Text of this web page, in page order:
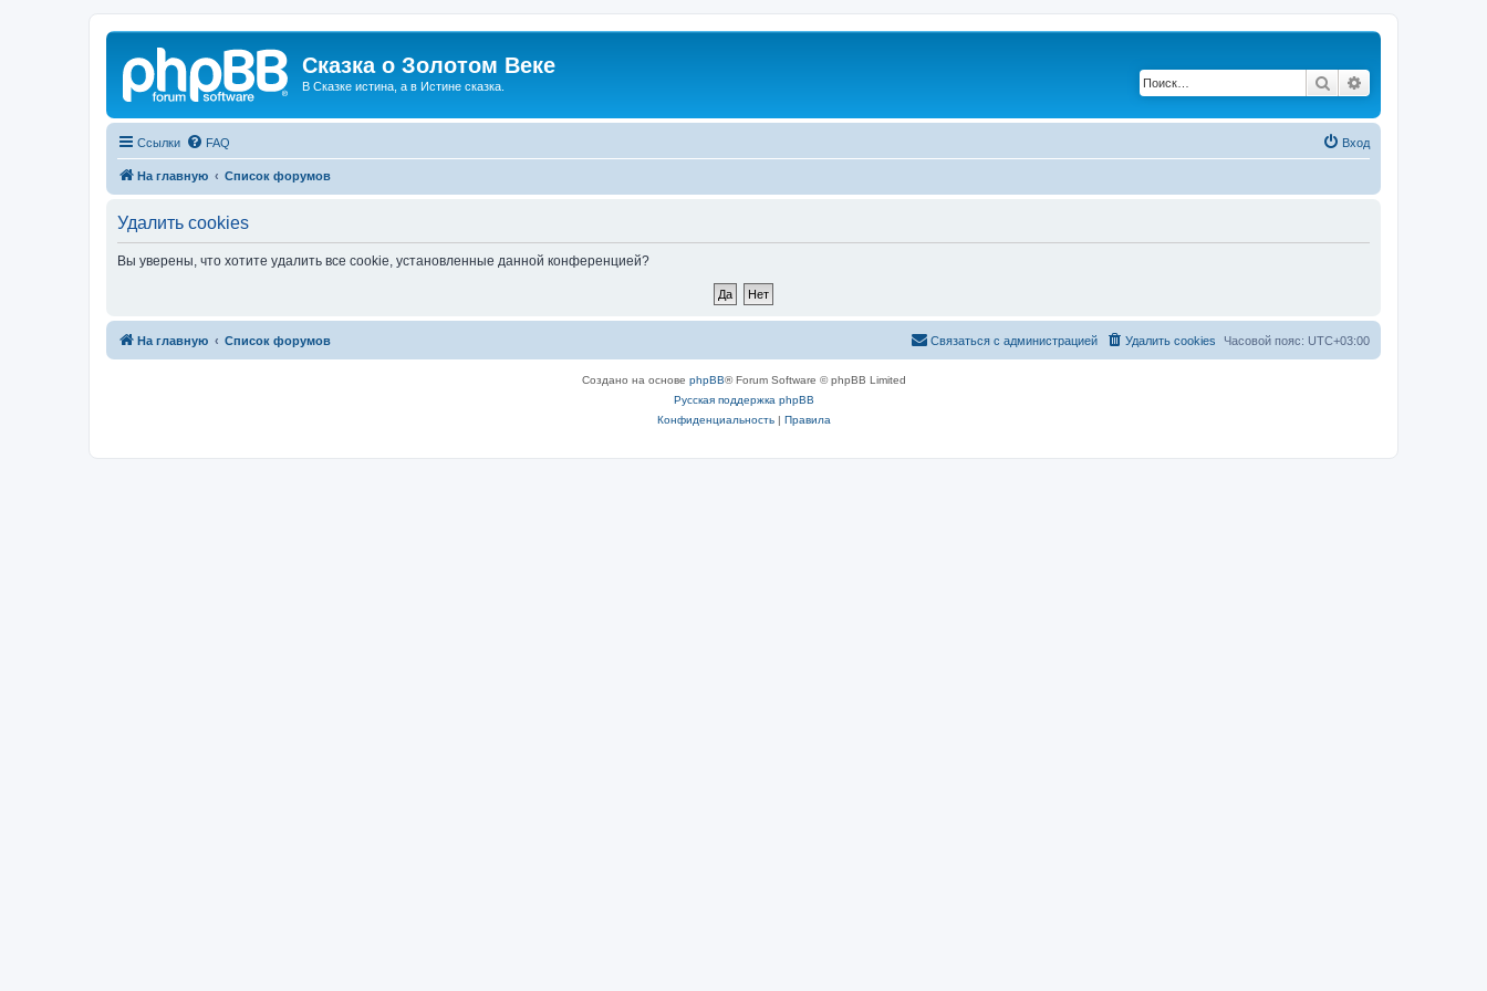
Сказка о Золотом Веке
В Сказке истина, а в Истине сказка. Поиск
Ссылки FAQ Вход
На главную Список форумов
Удалить cookies
Вы уверены, что хотите удалить все cookie, установленные данной конференцией?
На главную Список форумов Часовой пояс: UTC+03:00
Удалить cookies
Связаться с администрацией
Создано на основе phpBB® Forum Software © phpBB Limited
Русская поддержка phpBB
Конфиденциальность| Правила